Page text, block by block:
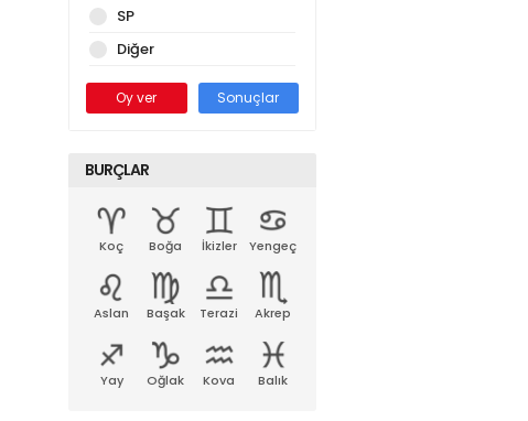
SP
Diğer
Oy ver Sonuçlar
BURÇLAR
Koç Boğa İkizler Yengeç
Aslan Başak Terazi Akrep
Yay Oğlak Kova Balık